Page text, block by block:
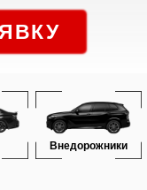
Внедорожники